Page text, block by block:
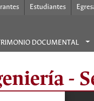
Estudiantes
DOCUMENTAL
-